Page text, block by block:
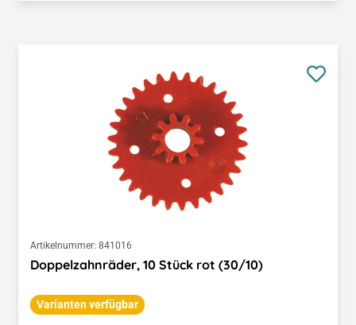
Artikelnummer: 841016
Doppelzahnräder, 10 Stück rot (30/10)
Varianten verfügbar